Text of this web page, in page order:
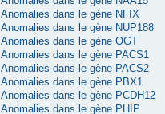
Anomalies dans le gène NFIX
Anomalies dans le gène NUP188
Anomalies dans le gène OGT
Anomalies dans le gène PACS1
Anomalies dans le gène PACS2
Anomalies dans le gène PBX1
Anomalies dans le gène PCDH12
Anomalies dans le gène PHIP